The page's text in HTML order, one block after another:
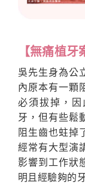
【無痛植牙
吳先生身為公
內原本有一顆
必須拔掉，因
牙，但有些鬆
阻生齒也蛀掉
經常有大型演
影響到工作狀
明且經驗夠的